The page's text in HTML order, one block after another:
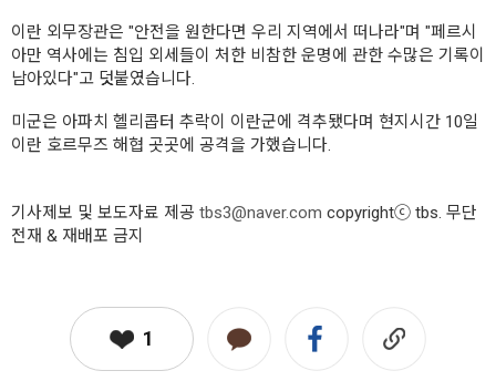
이란 외무장관은 "안전을 원한다면 우리 지역에서 떠나라"며 "페르시
아만 역사에는 침입 외세들이 처한 비참한 운명에 관한 수많은 기록이
남아있다"고 덧붙였습니다.
미군은 아파치 헬리콥터 추락이 이란군에 격추됐다며 현지시간 10일
이란 호르무즈 해협 곳곳에 공격을 가했습니다.
기사제보 및 보도자료 제공 tbs3@naver.com copyrightⓒ tbs. 무단
전재 & 재배포 금지
1